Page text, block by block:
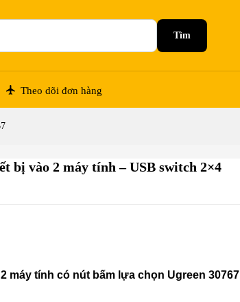
Tìm
Theo dõi đơn hàng
bị vào 2 máy tính – USB switch 2×4
máy tính có nút bấm lựa chọn Ugreen 30767